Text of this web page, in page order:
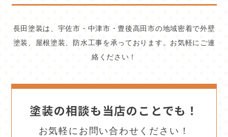
長田塗装は、宇佐市・中津市・豊後高田市の地域密着で外壁
塗装、屋根塗装、防水工事を承っております。お気軽にご連
絡ください！
塗装の相談も当店のことでも！
お気軽にお問い合わせください！